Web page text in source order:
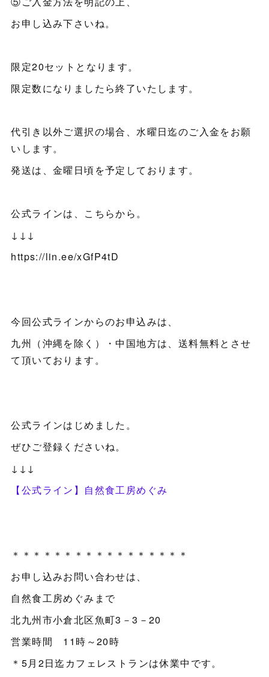
お申し込み下さいね。
限定20セットとなります。
限定数になりましたら終了いたします。
代引き以外ご選択の場合、水曜日迄のご入金をお願
いします。
発送は、金曜日頃を予定しております。
公式ラインは、こちらから。
↓↓↓
https://lin.ee/xGfP4tD
今回公式ラインからのお申込みは、
九州（沖縄を除く）・中国地方は、送料無料とさせ
て頂いております。
公式ラインはじめました。
ぜひご登録くださいね。
↓↓↓
【公式ライン】自然食工房めぐみ
＊＊＊＊＊＊＊＊＊＊＊＊＊＊＊＊＊
お申し込みお問い合わせは、
自然食工房めぐみまで
北九州市小倉北区魚町3－3－20
営業時間 11時～20時
＊5月2日迄カフェレストランは休業中です。